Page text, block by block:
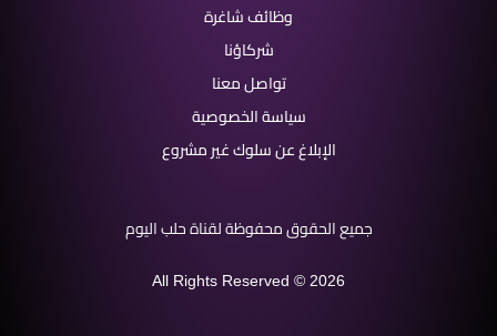
وظائف شاغرة
شركاؤنا
تواصل معنا
سياسة الخصوصية
الإبلاغ عن سلوك غير مشروع
جميع الحقوق محفوظة لقناة حلب اليوم
All Rights Reserved © 2026